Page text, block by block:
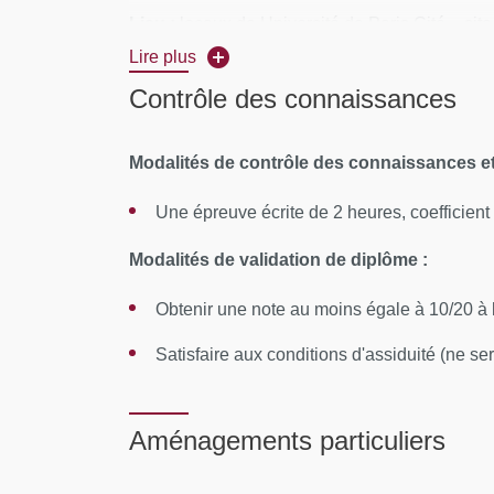
CONTENUS PÉDAGOGIQUES :
courant, au sens des philosophes, au sens
la vie en société et au refoulement d’autre
Mettre en valeur l’importance
Survoler l’ensemble des champs
Alternance entre enseignements magistraux
Lire plus
Contrôle des connaissances
Modalités de contrôle des connaissances
Une épreuve écrite de 2 heures,
Modalités de validation de diplôme :
Obtenir une note au moins égale à 10/20 à
Satisfaire aux conditions d'assiduité (ne
Aménagements particuliers